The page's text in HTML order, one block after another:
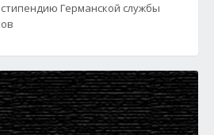
Германской службы